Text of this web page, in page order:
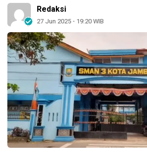
Redaksi
27 Jun 2025 - 19:20 WIB